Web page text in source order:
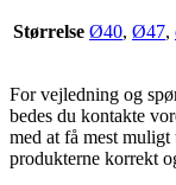
Størrelse Ø40, Ø47,
For vejledning og
bedes du kontakte
med at få mest
produkterne korrekt